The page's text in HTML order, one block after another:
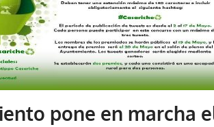
pone en marcha